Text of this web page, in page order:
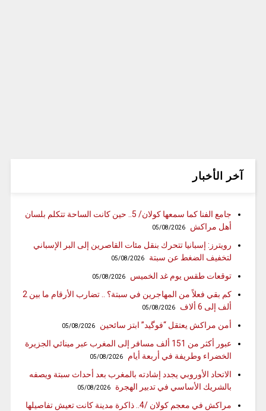
آخر الأخبار
جامع الفنا كما سمعها كولان/ 5.. حين كانت الساحة تتكلم بلسان
أهل مراكش
05/08/2026
رويترز: إسبانيا تتحرك بنقل مئات القاصرين إلى البر الإسباني
لتخفيف الضغط عن سبتة
05/08/2026
توقعات طقس يوم غد الخميس 05/08/2026
كم بقي فعلاً من المهاجرين في سبتة؟ .. تضارب الأرقام ما بين 2
ألف إلى 6 ألاف
05/08/2026
أمن مراكش يعتقل “فوگيد” ابتز سائحين 05/08/2026
عبور أكثر من 151 ألف مسافر إلى المغرب عبر مينائي الجزيرة
الخضراء وطريفة في أربعة أيام
05/08/2026
الاتحاد الأوروبي يجدد إشادته بالمغرب بعد أحداث سبتة ويصفه
بالشريك الأساسي في تدبير الهجرة
05/08/2026
مراكش في معجم كولان /4.. ذاكرة مدينة كانت تعيش تفاصيلها